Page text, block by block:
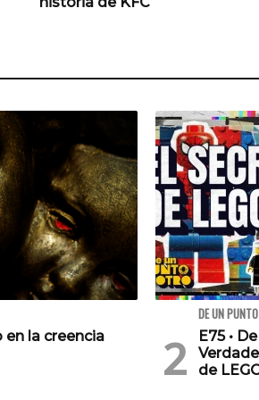
en la creencia
DE UN
E75 •
de